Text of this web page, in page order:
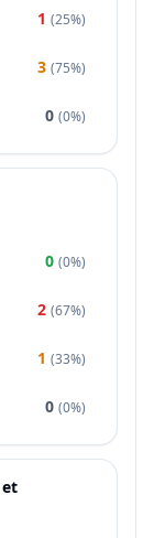
1 (25%)
3 (75%)
0 (0%)
0 (0%)
2 (67%)
1 (33%)
0 (0%)